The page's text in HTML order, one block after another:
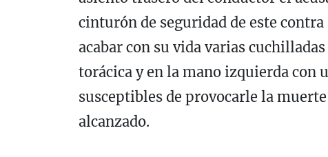
cinturón de seguridad de este
acabar con su vida varias
torácica y en la mano izquierda con
susceptibles de provocarle la
alcanzado.